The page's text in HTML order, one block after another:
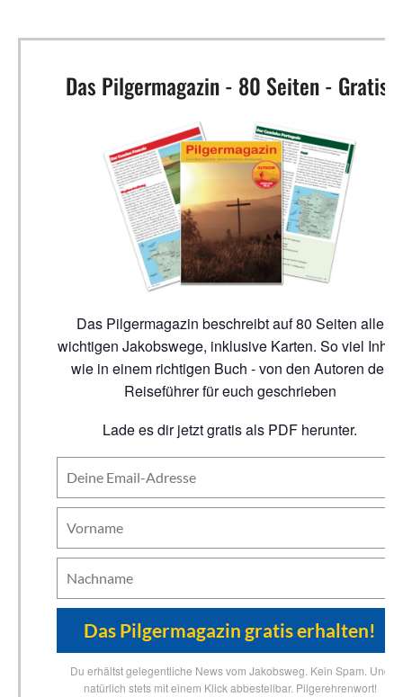
Das Pilgermagazin - 80 Seiten - Gratis!
Das Pilgermagazin beschreibt auf 80 Seiten alle
wichtigen Jakobswege, inklusive Karten. So viel Inhalt
wie in einem richtigen Buch - von den Autoren der
Reiseführer für euch geschrieben
Lade es dir jetzt gratis als PDF herunter.
Du erhältst gelegentliche News vom Jakobsweg. Kein Spam. Und
natürlich stets mit einem Klick abbestellbar. Pilgerehrenwort!